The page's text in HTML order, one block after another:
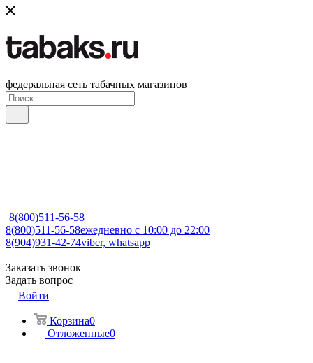
федеральная сеть табачных магазинов
8(800)511-56-58
8(800)511-56-58ежедневно с 10:00 до 22:00
8(904)931-42-74viber, whatsapp
Заказать звонок
Задать вопрос
Войти
Корзина0
Отложенные0